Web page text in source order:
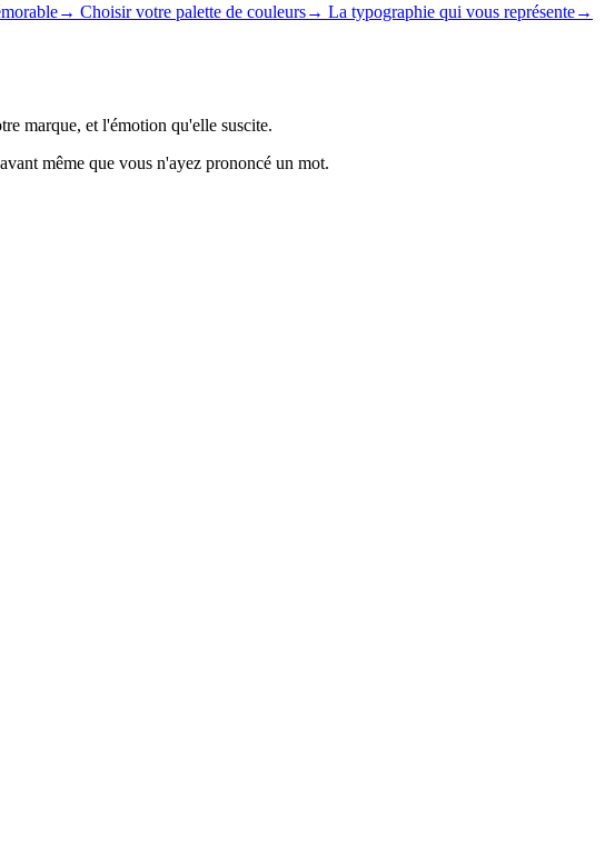
→ Choisir votre palette de couleurs→ La typographie qui vous représente→
marque, et l'émotion qu'elle suscite.
même que vous n'ayez prononcé un mot.